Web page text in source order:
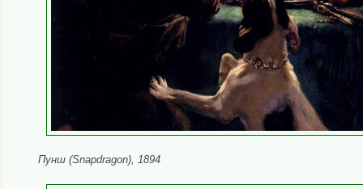
Пунш (Snapdragon), 1894